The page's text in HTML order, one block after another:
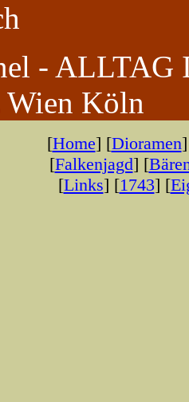
-
Wien Köln
[Home] [Dioramen
[Falkenjagd] [
[Links] [1743] [